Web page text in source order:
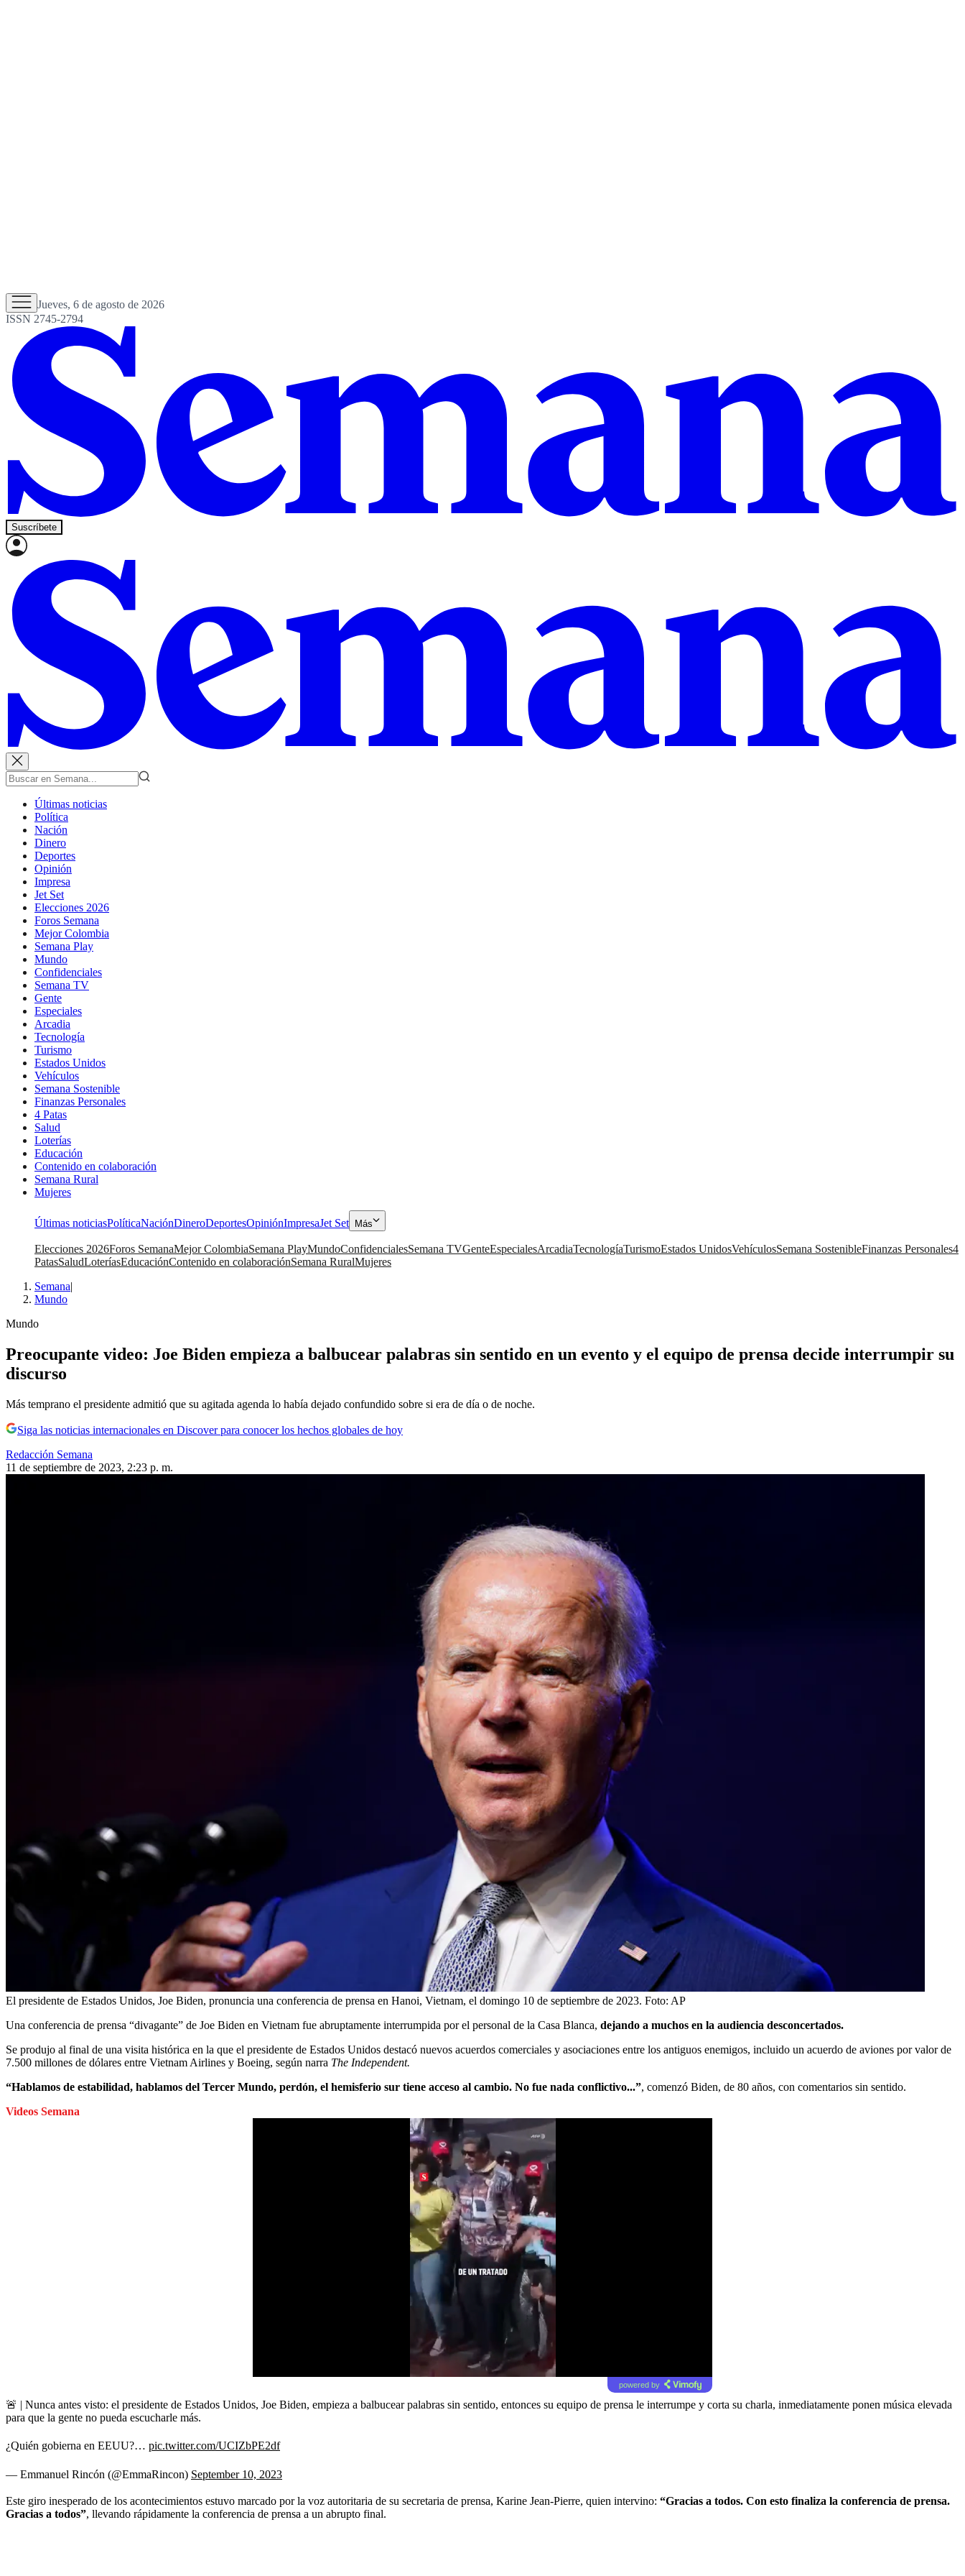
Jueves, 6 de agosto de 2026
ISSN 2745-2794
Suscríbete
Últimas noticias
Política
Nación
Dinero
Deportes
Opinión
Impresa
Jet Set
Elecciones 2026
Foros Semana
Mejor Colombia
Semana Play
Mundo
Confidenciales
Semana TV
Gente
Especiales
Arcadia
Tecnología
Turismo
Estados Unidos
Vehículos
Semana Sostenible
Finanzas Personales
4 Patas
Salud
Loterías
Educación
Contenido en colaboración
Semana Rural
Mujeres
Últimas noticiasPolíticaNaciónDineroDeportesOpiniónImpresaJet Set Más
Elecciones 2026Foros SemanaMejor ColombiaSemana PlayMundoConfidencialesSemana TVGenteEspecialesArcadiaTecnologíaTurismoEstados UnidosVehículosSemana SostenibleFinanzas Personales4
PatasSaludLoteríasEducaciónContenido en colaboraciónSemana RuralMujeres
Semana|
Mundo
Mundo
Preocupante video: Joe Biden empieza a balbucear palabras sin sentido en un evento y el equipo de prensa decide interrumpir su
discurso
Más temprano el presidente admitió que su agitada agenda lo había dejado confundido sobre si era de día o de noche.
Siga las noticias internacionales en Discover para conocer los hechos globales de hoy
Redacción Semana
11 de septiembre de 2023, 2:23 p. m.
El presidente de Estados Unidos, Joe Biden, pronuncia una conferencia de prensa en Hanoi, Vietnam, el domingo 10 de septiembre de 2023. Foto: AP
Una conferencia de prensa “divagante” de Joe Biden en Vietnam fue abruptamente interrumpida por el personal de la Casa Blanca, dejando a muchos en la audiencia desconcertados.
Se produjo al final de una visita histórica en la que el presidente de Estados Unidos destacó nuevos acuerdos comerciales y asociaciones entre los antiguos enemigos, incluido un acuerdo de aviones por valor de
7.500 millones de dólares entre Vietnam Airlines y Boeing, según narra The Independent.
“Hablamos de estabilidad, hablamos del Tercer Mundo, perdón, el hemisferio sur tiene acceso al cambio. No fue nada conflictivo...”, comenzó Biden, de 80 años, con comentarios sin sentido.
Videos Semana
powered by
🚨 | Nunca antes visto: el presidente de Estados Unidos, Joe Biden, empieza a balbucear palabras sin sentido, entonces su equipo de prensa le interrumpe y corta su charla, inmediatamente ponen música elevada
para que la gente no pueda escucharle más.
¿Quién gobierna en EEUU?… pic.twitter.com/UCIZbPE2df
— Emmanuel Rincón (@EmmaRincon) September 10, 2023
Este giro inesperado de los acontecimientos estuvo marcado por la voz autoritaria de su secretaria de prensa, Karine Jean-Pierre, quien intervino: “Gracias a todos. Con esto finaliza la conferencia de prensa.
Gracias a todos”, llevando rápidamente la conferencia de prensa a un abrupto final.